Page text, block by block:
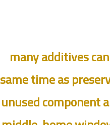
many additives
same time as
unused component